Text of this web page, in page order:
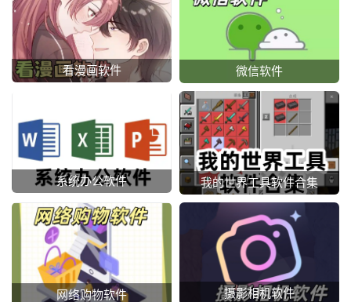
看漫画软件 微信软件
系统办公软件 我的世界工具软件合集
网络购物软件 摄影相机软件